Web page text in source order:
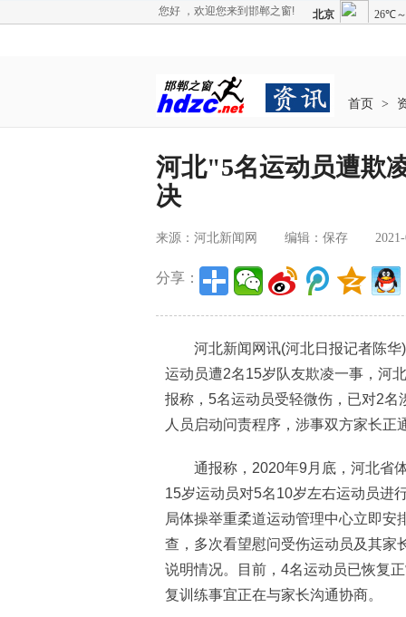
您好 ，欢迎您来到邯郸之窗!
首页 >
河北"5名运动员遭欺
决
来源：河北新闻网 编辑：保存
分享：
河北新闻网讯(河北日报记者陈华
运动员遭2名15岁队友欺凌一事，河
报称，5名运动员受轻微伤，已对2
人员启动问责程序，涉事双方家长正
通报称，2020年9月底，河北省体
15岁运动员对5名10岁左右运动员进
局体操举重柔道运动管理中心立即安
查，多次看望慰问受伤运动员及其家
说明情况。目前，4名运动员已恢复
复训练事宜正在与家长沟通协商。